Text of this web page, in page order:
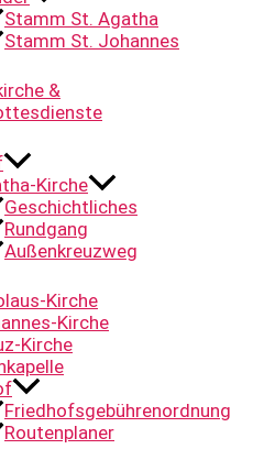
Stamm St. Agatha
Stamm St. Johannes
&
Kirche
Geschichtliches
Rundgang
Außenkreuzweg
Kirche
Kirche
Kirche
Friedhofsgebührenordnung
Routenplaner